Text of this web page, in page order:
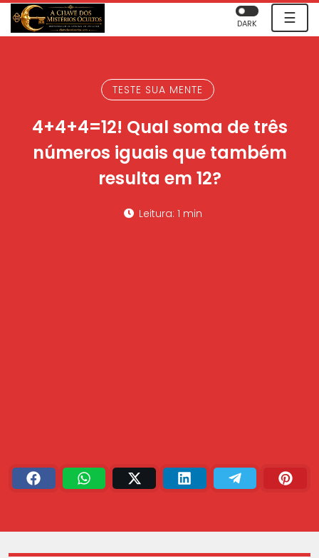
☰
DARK
TESTE SUA MENTE
4+4+4=12! Qual soma de três
números iguais que também
resulta em 12?
Leitura: 1 min